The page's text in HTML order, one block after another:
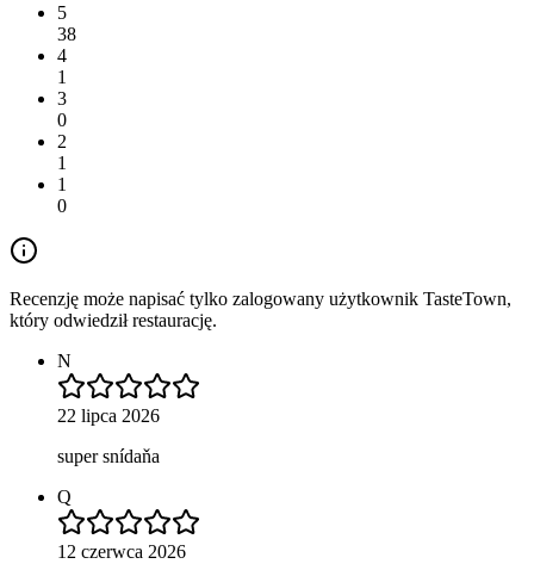
5
38
4
1
3
0
2
1
1
0
Recenzję może napisać tylko zalogowany użytkownik TasteTown,
który odwiedził restaurację.
N
22 lipca 2026
super snídaňa
Q
12 czerwca 2026